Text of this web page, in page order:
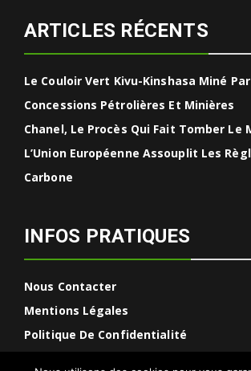
ARTICLES RÉCENTS
Le Couloir Vert Kivu-Kinshasa Miné
Concessions Pétrolières Et Minières
Chanel, Le Procès Qui Fait Tomber Le
L’Union Européenne Assouplit Les
Carbone
INFOS PRATIQUES
Nous Contacter
Mentions Légales
Politique De Confidentialité